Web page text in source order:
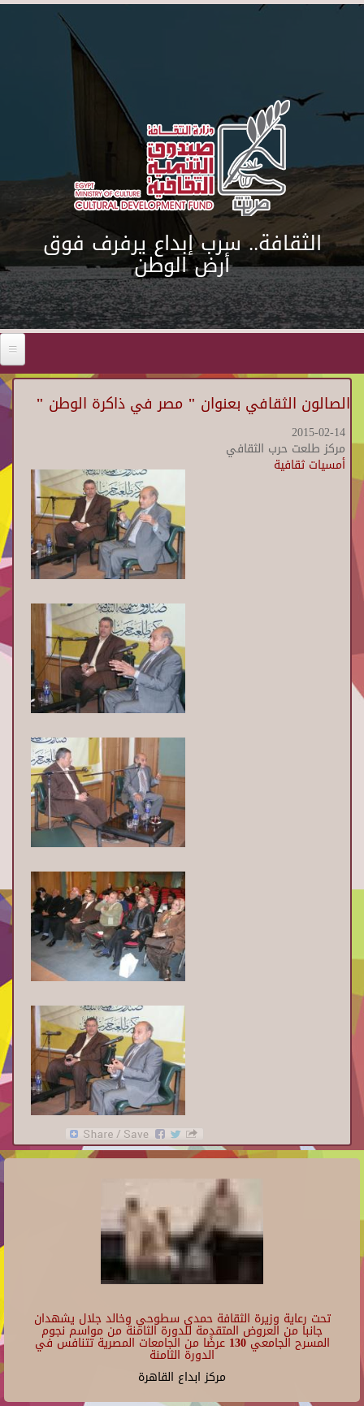
Skip to main content
الثقافة.. سرب إبداع يرفرف فوق
أرض الوطن
الصالون الثقافي بعنوان " مصر في ذاكرة الوطن "
2015-02-14
مركز طلعت حرب الثقافي
أمسيات ثقافية
تحت رعاية وزيرة الثقافة حمدي سطوحي وخالد جلال يشهدان
جانبا من العروض المتقدمة للدورة الثامنة من مواسم نجوم
المسرح الجامعي 130 عرضًا من الجامعات المصرية تتنافس في
الدورة الثامنة
مركز ابداع القاهرة